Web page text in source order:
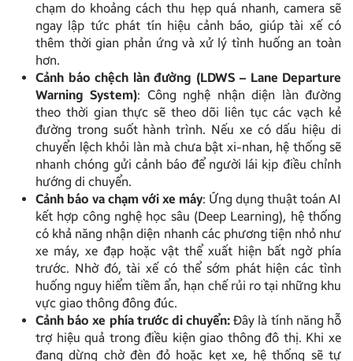
chạm do khoảng cách thu hẹp quá nhanh, camera sẽ
ngay lập tức phát tín hiệu cảnh báo, giúp tài xế có
thêm thời gian phản ứng và xử lý tình huống an toàn
hơn.
Cảnh báo chệch làn đường (LDWS – Lane Departure
Warning System): Công nghệ nhận diện làn đường
theo thời gian thực sẽ theo dõi liên tục các vạch kẻ
đường trong suốt hành trình. Nếu xe có dấu hiệu di
chuyển lệch khỏi làn mà chưa bật xi-nhan, hệ thống sẽ
nhanh chóng gửi cảnh báo để người lái kịp điều chỉnh
hướng di chuyển.
Cảnh báo va chạm với xe máy: Ứng dụng thuật toán AI
kết hợp công nghệ học sâu (Deep Learning), hệ thống
có khả năng nhận diện nhanh các phương tiện nhỏ như
xe máy, xe đạp hoặc vật thể xuất hiện bất ngờ phía
trước. Nhờ đó, tài xế có thể sớm phát hiện các tình
huống nguy hiểm tiềm ẩn, hạn chế rủi ro tại những khu
vực giao thông đông đúc.
Cảnh báo xe phía trước di chuyển: Đây là tính năng hỗ
trợ hiệu quả trong điều kiện giao thông đô thị. Khi xe
đang dừng chờ đèn đỏ hoặc kẹt xe, hệ thống sẽ tự